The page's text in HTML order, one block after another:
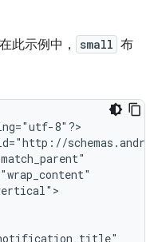
此示例中， small 布
8"?>